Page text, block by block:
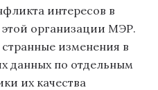
интересов в
организации МЭР.
изменения в
данных по отдельным
их качества